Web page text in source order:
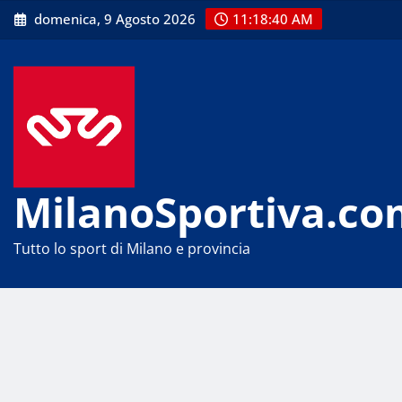
Skip
to
domenica, 9 Agosto 2026 11:18:41 AM
Tutto lo sport di Milano e provincia